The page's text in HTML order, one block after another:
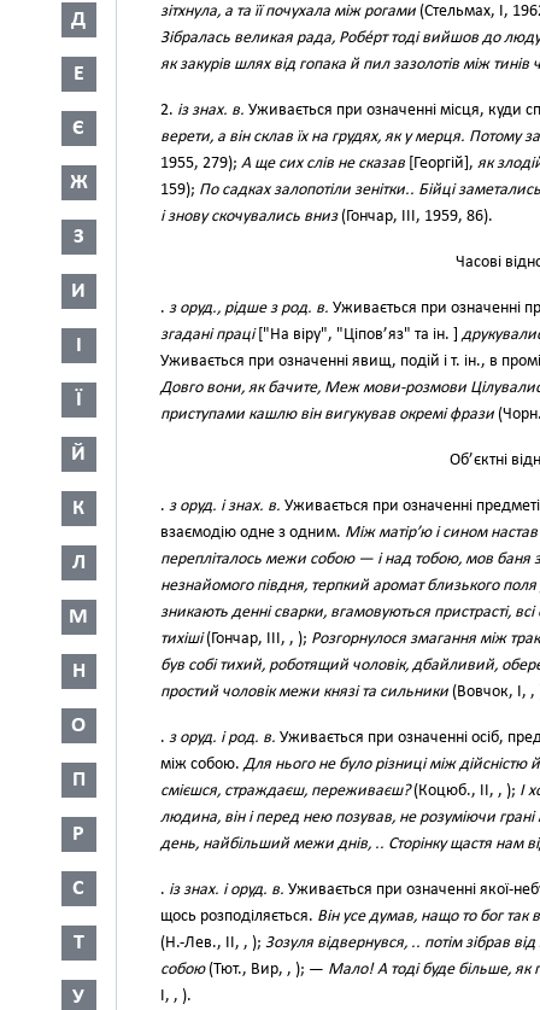
Д
Е
Є
Ж
З
И
І
Ї
Й
К
Л
М
Н
О
П
Р
С
Т
У
зітхнула, а та її почухала між рогами (Стельмах, І,
Зібралась великая рада, Робе́рт тоді вийшов до люду
як закурів шлях від гопака й пил зазолотів між
2. із знах. в. Уживається при означенні місця, куди
верети, а він склав їх на грудях, як у мерця. Потому
1955, 279); А ще сих слів не сказав [Георгій], як
159); По садках залопотіли зенітки.. Бійці
і знову скочувались вниз(Гончар, III, 1959, 86).
Часові
. з оруд., рідше з род. в. Уживається при означенні
згадані праці["На віру", "Ціпов’яз" та ін. ]
Уживається при означенні явищ, подій і т. ін., в
Довго вони, як бачите, Меж мови-розмови
приступами кашлю він вигукував окремі фрази
Об’єктні
. з оруд. і знах. в. Уживається при означенні
взаємодію одне з одним. Між матір’ю і сином
перепліталось межи собою — і над тобою, мов баня
незнайомого півдня, терпкий аромат близького
зникають денні сварки, вгамовуються пристрасті,
тихіші(Гончар, III, , ); Розгорнулося змагання між
був собі тихий, роботящий чоловік, дбайливий,
простий чоловік межи князі та сильники (Вовчок, І, ,
. з оруд. і род. в. Уживається при означенні осіб,
між собою.Для нього не було різниці між
смієшся, страждаєш, переживаєш?(Коцюб., II, , ); І
людина, він і перед нею позував, не розуміючи
день, найбільший межи днів, .. Сторінку щастя нам
. із знах. і оруд. в. Уживається при означенні якої-
щось розподіляється. Він усе думав, нащо то бог
(Н.-Лев., II, , ); Зозуля відвернувся, .. потім зібрав
собою(Тют., Вир, , ); — Мало! А тоді буде більше, як
І, , ).